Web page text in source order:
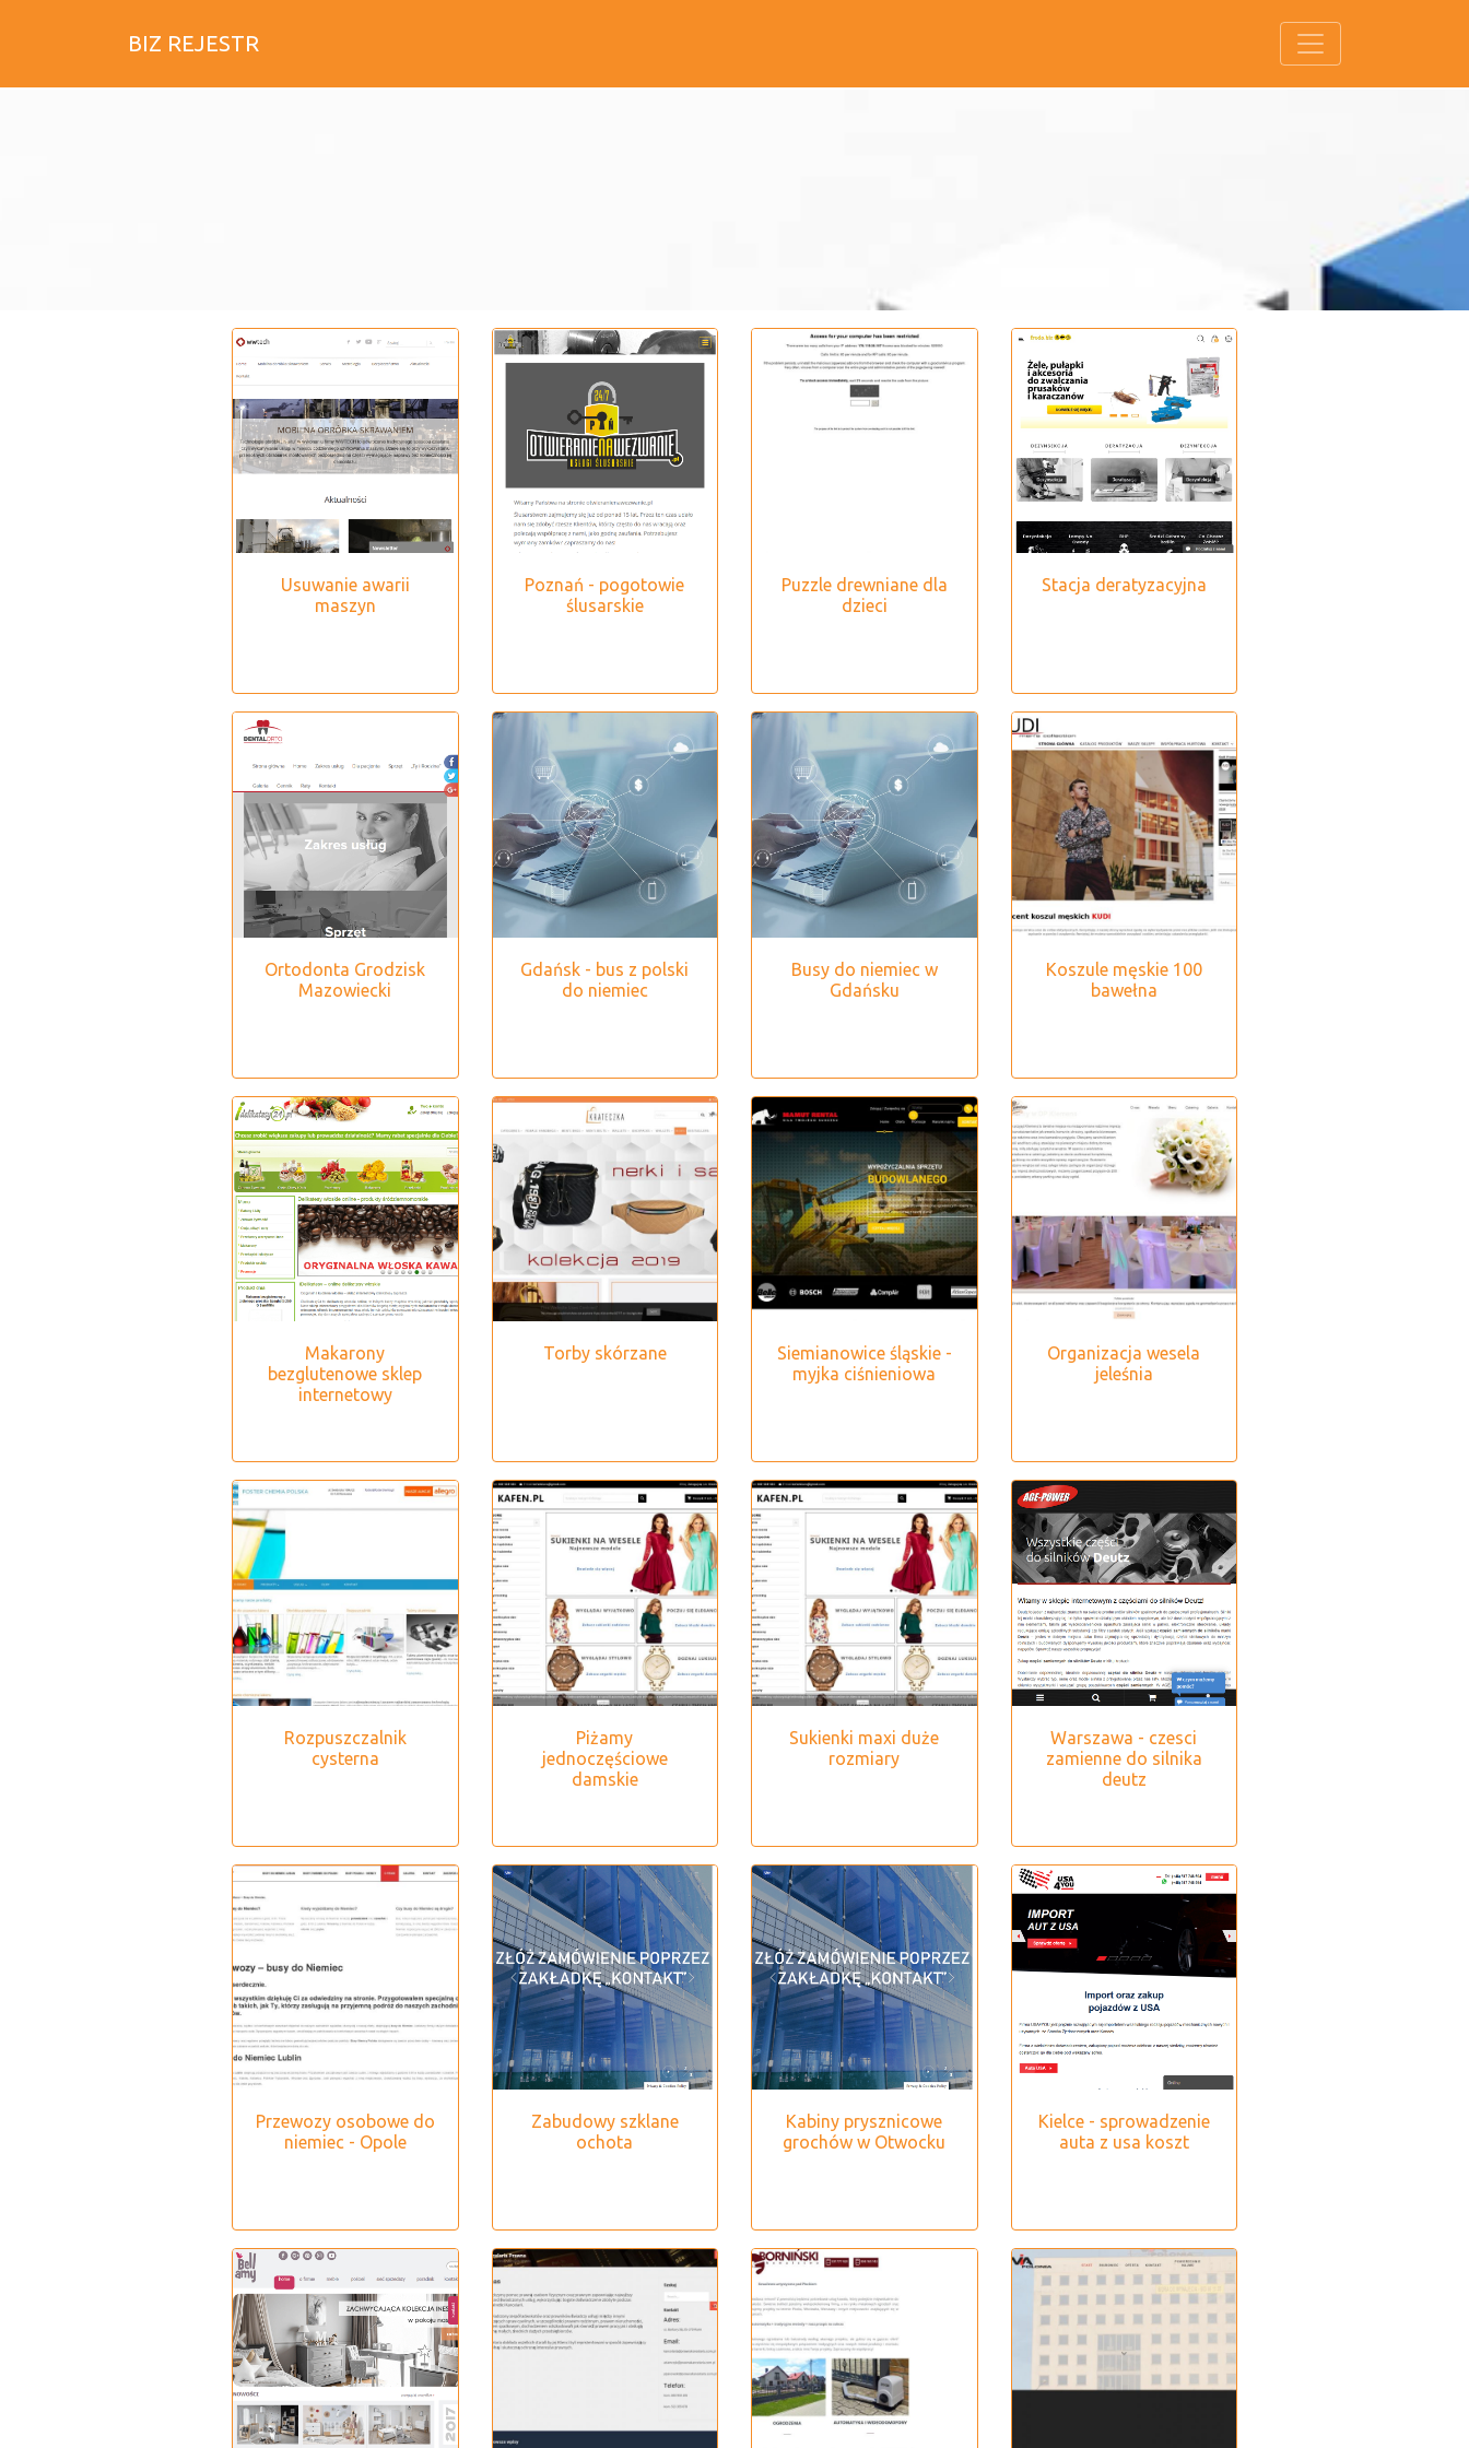
BIZ REJESTR
Usuwanie awarii
maszyn
Poznań - pogotowie
ślusarskie
Puzzle drewniane dla
dzieci
Stacja deratyzacyjna
Ortodonta Grodzisk
Mazowiecki
Gdańsk - bus z polski
do niemiec
Busy do niemiec w
Gdańsku
Koszule męskie 100
bawełna
Makarony
bezglutenowe sklep
internetowy
Torby skórzane
Siemianowice śląskie -
myjka ciśnieniowa
Organizacja wesela
jeleśnia
Rozpuszczalnik
cysterna
Piżamy
jednoczęściowe
damskie
Sukienki maxi duże
rozmiary
Warszawa - czesci
zamienne do silnika
deutz
Przewozy osobowe do
niemiec - Opole
Zabudowy szklane
ochota
Kabiny prysznicowe
grochów w Otwocku
Kielce - sprowadzenie
auta z usa koszt